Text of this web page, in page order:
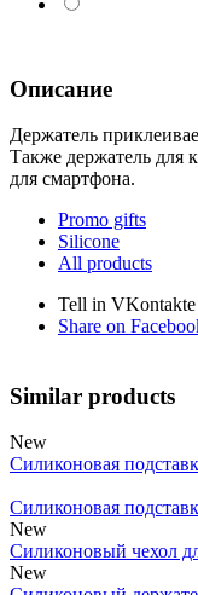
Описание
Держатель
Также держатель для
для смартфона.
Promo gifts
Silicone
All products
Tell in VKontakte
Share on
Similar products
New
Силиконовая
Силиконовая
New
Силиконовый чехол
New